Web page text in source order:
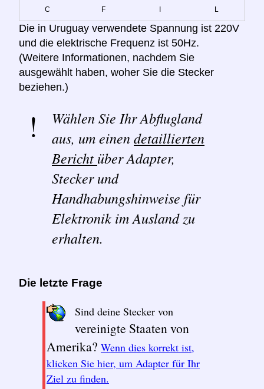
C
F
L
Die in Uruguay verwendete Spannung ist 220V
und die elektrische Frequenz ist 50Hz.
(Weitere Informationen, nachdem Sie
ausgewählt haben, woher Sie die Stecker
beziehen.)
Wählen Sie Ihr Abflugland
aus, um einendetaillierten
Bericht über Adapter,
Stecker und
Handhabungshinweise für
Elektronik im Ausland zu
erhalten.
Die letzte Frage
Sind deine Stecker von
vereinigte Staaten von
Amerika? Wenn dies korrekt ist,
klicken Sie hier, um Adapter für Ihr
Ziel zu finden.